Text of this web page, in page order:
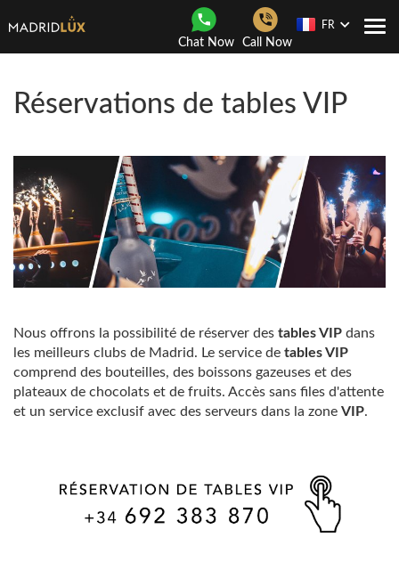
Chat Now Call Now
FR
Réservations de tables VIP
Nous offrons la possibilité de réserver des tables VIP dans
les meilleurs clubs de Madrid. Le service de tables VIP
comprend des bouteilles, des boissons gazeuses et des
plateaux de chocolats et de fruits. Accès sans files d'attente
et un service exclusif avec des serveurs dans la zone VIP.